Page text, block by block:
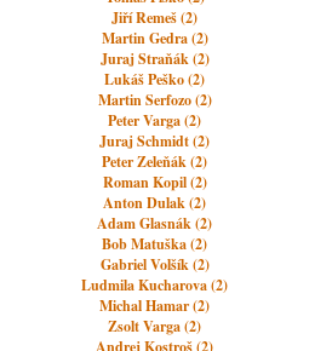
Jiří Remeš (2)
Martin Gedra (2)
Juraj Straňák (2)
Lukáš Peško (2)
Martin Serfozo (2)
Peter Varga (2)
Juraj Schmidt (2)
Peter Zeleňák (2)
Roman Kopil (2)
Anton Dulak (2)
Adam Glasnák (2)
Bob Matuška (2)
Gabriel Volšík (2)
Ludmila Kucharova (2)
Michal Hamar (2)
Zsolt Varga (2)
Andrej Kostroš (2)